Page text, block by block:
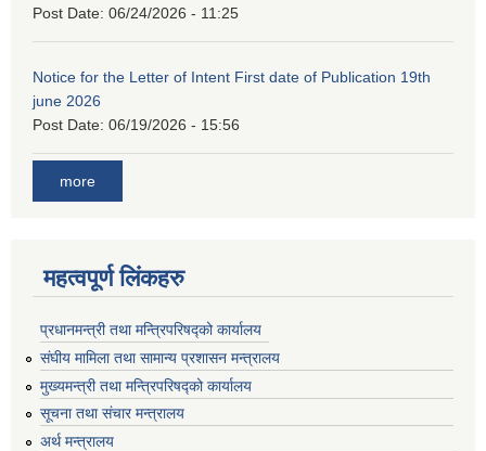
Post Date: 06/24/2026 - 11:25
Notice for the Letter of Intent First date of Publication 19th
june 2026
Post Date: 06/19/2026 - 15:56
more
महत्वपूर्ण लिंकहरु
प्रधानमन्त्री तथा मन्त्रिपरिषद्को कार्यालय
संघीय मामिला तथा सामान्य प्रशासन मन्त्रालय
मुख्यमन्त्री तथा मन्त्रिपरिषद्को कार्यालय
सूचना तथा संचार मन्त्रालय
अर्थ मन्त्रालय